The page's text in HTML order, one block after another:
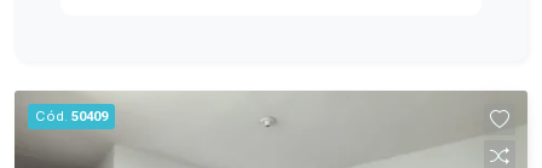
precisa no dia a dia. Fica próximo à FAMED, com
fácil acesso à Rodoviária, além de contar com
mercados, farmácias, transporte público e uma
Cód. 50409